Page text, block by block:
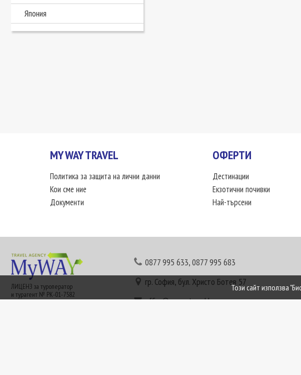
Япония
MY WAY TRAVEL
Политика за защита на лични данни
Кои сме ние
Документи
ОФЕРТИ
Дестинации
Екзотични почивки
Най-търсени
ЛИЦЕНЗ за туроператор
и турагент № РК-01-7582
0877 995 633,0877 995 683
гр. София, бул. Христо Ботев 57
office@mywaytravel.bg
Този сайт използва